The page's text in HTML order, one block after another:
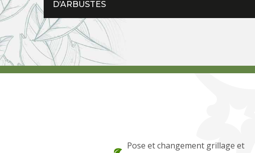
D’ARBUSTES
Pose et changement grillage et